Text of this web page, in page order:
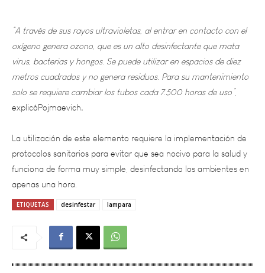
oxígeno genera ozono, que es un alto desinfectante que mata
virus, bacterias y hongos. Se puede utilizar en espacios de diez
metros cuadrados y no genera residuos. Para su mantenimiento
solo se requiere cambiar los tubos cada 7.500 horas de uso”,
explicóPojmaevich.
La utilización de este elemento requiere la implementación de
protocolos sanitarios para evitar que sea nocivo para la salud y
funciona de forma muy simple, desinfectando los ambientes en
apenas una hora.
ETIQUETAS desinfestar lampara